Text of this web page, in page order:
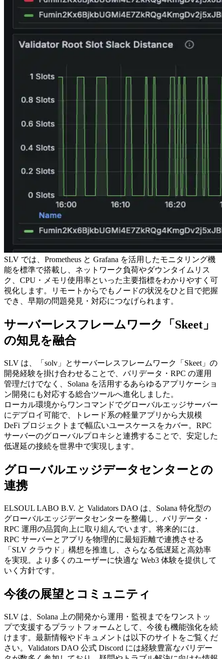
SLV では、Prometheus と Grafana を活用したモニタリング機
能を標準で搭載し、ネットワーク負荷やダウンタイムリス
ク、CPU・メモリ使用率といった主要指標をわかりやすく可
視化します。リモートからでもノードの状況をひと目で把握
でき、早期の問題発見・対応につなげられます。
サーバーレスフレームワーク「Skeet」
の知見を融合
SLV は、「solv」とサーバーレスフレームワーク「Skeet」の
開発経験を掛け合わせることで、バリデータ・RPC の運用
管理だけでなく、Solana を活用するあらゆるアプリケーショ
ン開発にも対応する総合ツールへ進化しました。
ローカル環境からワンコマンドでグローバルエッジサーバー
にデプロイ可能で、トレード系の軽量アプリから大規模
DeFi プロジェクトまで幅広いユースケースをカバー。RPC
サーバーのグローバルプロキシと連携することで、安定した
低遅延の接続を世界中で実現します。
グローバルエッジデータセンターとの
連携
ELSOUL LABO B.V. と Validators DAO は、Solana 特化型の
グローバルエッジデータセンターを整備し、バリデータ・
RPC 運用の品質向上に取り組んでいます。将来的には、
RPC サーバーとアプリを物理的に最短距離で連携させる
「SLV クラウド」構想を推進し、さらなる低遅延と高効率
を実現。より多くのユーザーに快適な Web3 体験を提供して
いく方針です。
今後の展望とコミュニティ
SLV は、Solana 上の開発から運用・監視までをワンストッ
プで支援するプラットフォームとして、今後も機能強化を続
けます。最新情報やドキュメントは以下のサイトをご覧くだ
さい。Validators DAO 公式 Discord には経験豊富なバリデー